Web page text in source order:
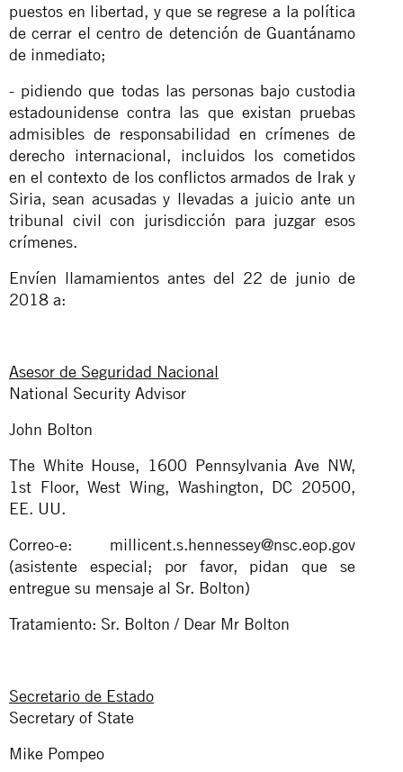
puestos en libertad, y que se regrese a la política
de cerrar el centro de detención de Guantánamo
de inmediato;
- pidiendo que todas las personas bajo custodia
estadounidense contra las que existan pruebas
admisibles de responsabilidad en crímenes de
derecho internacional, incluidos los cometidos
en el contexto de los conflictos armados de Irak y
Siria, sean acusadas y llevadas a juicio ante un
tribunal civil con jurisdicción para juzgar esos
crímenes.
Envíen llamamientos antes del 22 de junio de
2018 a:
Asesor de Seguridad Nacional
National Security Advisor
John Bolton
The White House, 1600 Pennsylvania Ave NW,
1st Floor, West Wing, Washington, DC 20500,
EE. UU.
Correo-e: millicent.s.hennessey@nsc.eop.gov
(asistente especial; por favor, pidan que se
entregue su mensaje al Sr. Bolton)
Tratamiento: Sr. Bolton / Dear Mr Bolton
Secretario de Estado
Secretary of State
Mike Pompeo